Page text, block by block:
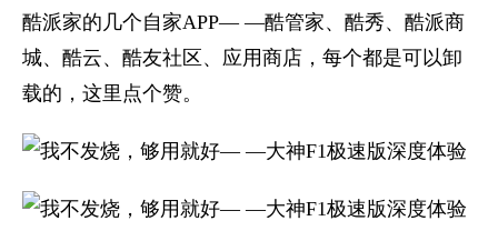
酷派家的几个自家APP— —酷管家、酷秀、酷派商
城、酷云、酷友社区、应用商店，每个都是可以卸
载的，这里点个赞。